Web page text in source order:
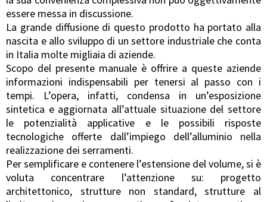
essere messa in discussione.
La grande diffusione di questo prodotto ha portato alla
nascita e allo sviluppo di un settore industriale che conta
in Italia molte migliaia di aziende.
Scopo del presente manuale è offrire a queste aziende
informazioni indispensabili per tenersi al passo con i
tempi. L’opera, infatti, condensa in un’esposizione
sintetica e aggiornata all’attuale situazione del settore
le potenzialità applicative e le possibili risposte
tecnologiche offerte dall’impiego dell’alluminio nella
realizzazione dei serramenti.
Per semplificare e contenere l’estensione del volume, si è
voluta concentrare l’attenzione su: progetto
architettonico, strutture non standard, strutture al